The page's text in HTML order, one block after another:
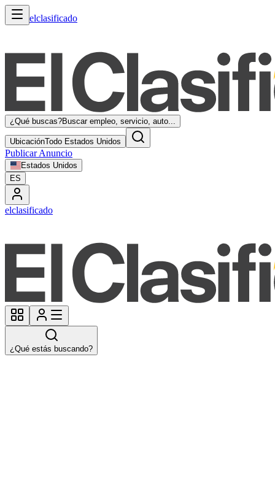
elclasificado
¿Qué buscas?Buscar empleo, servicio, auto...
UbicaciónTodo Estados Unidos
Publicar Anuncio
Estados Unidos
ES
elclasificado
¿Qué estás buscando?